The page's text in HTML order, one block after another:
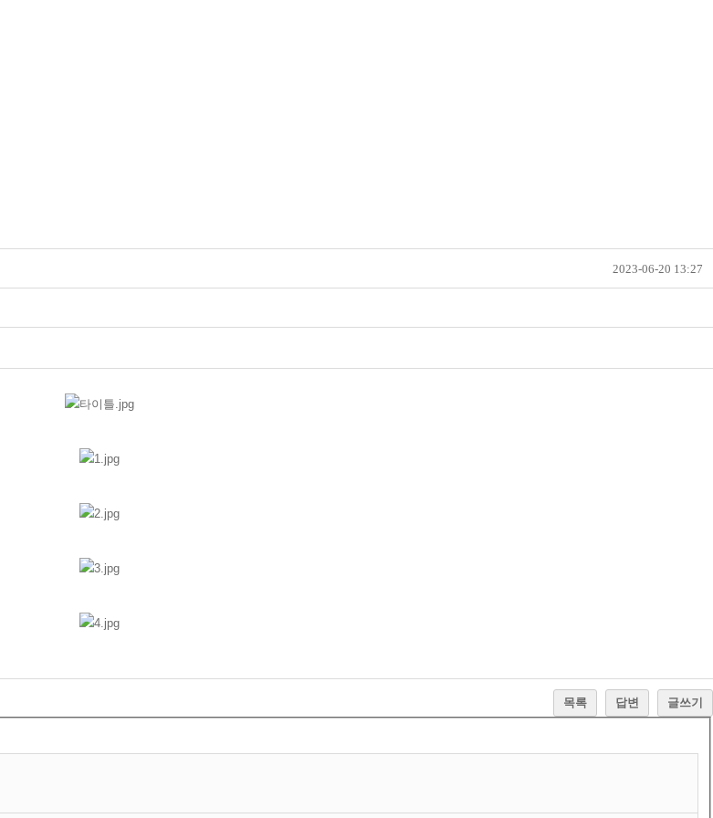
2023-06-20 13:27
목록 답변 글쓰기